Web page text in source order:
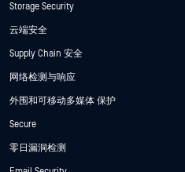
Storage Security
云端安全
Supply Chain 安全
网络检测与响应
外围和可移动多媒体 保护
Secure
零日漏洞检测